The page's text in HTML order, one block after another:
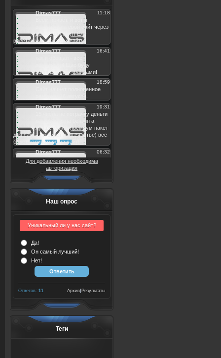
Для добавления необходима
авторизация
Наш опрос
Уникальный ли у нас сайт?
Да!
Он самый лучший!
Нет!
Ответов: 11 Результаты
Архив
Теги